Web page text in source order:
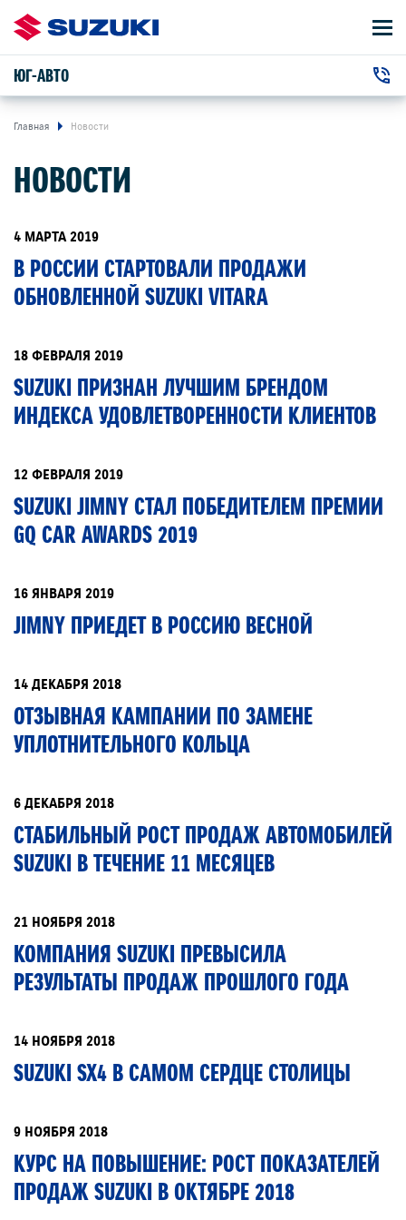
ЮГ-АВТО
г. Краснодар, Дзержинского улица, 102
АВТОМОБИЛИ
ВЛАДЕЛЬЦАМ
О КОМПАНИИ
КОНТАКТЫ
НОВОСТИ
Главная Новости
НОВОСТИ
4 МАРТА 2019
В РОССИИ СТАРТОВАЛИ ПРОДАЖИ
ОБНОВЛЕННОЙ SUZUKI VITARA
18 ФЕВРАЛЯ 2019
SUZUKI ПРИЗНАН ЛУЧШИМ БРЕНДОМ
ИНДЕКСА УДОВЛЕТВОРЕННОСТИ КЛИЕНТОВ
12 ФЕВРАЛЯ 2019
SUZUKI JIMNY СТАЛ ПОБЕДИТЕЛЕМ ПРЕМИИ
GQ CAR AWARDS 2019
16 ЯНВАРЯ 2019
JIMNY ПРИЕДЕТ В РОССИЮ ВЕСНОЙ
14 ДЕКАБРЯ 2018
ОТЗЫВНАЯ КАМПАНИИ ПО ЗАМЕНЕ
УПЛОТНИТЕЛЬНОГО КОЛЬЦА
6 ДЕКАБРЯ 2018
СТАБИЛЬНЫЙ РОСТ ПРОДАЖ АВТОМОБИЛЕЙ
SUZUKI В ТЕЧЕНИЕ 11 МЕСЯЦЕВ
21 НОЯБРЯ 2018
КОМПАНИЯ SUZUKI ПРЕВЫСИЛА
РЕЗУЛЬТАТЫ ПРОДАЖ ПРОШЛОГО ГОДА
14 НОЯБРЯ 2018
SUZUKI SX4 В САМОМ СЕРДЦЕ СТОЛИЦЫ
9 НОЯБРЯ 2018
КУРС НА ПОВЫШЕНИЕ: РОСТ ПОКАЗАТЕЛЕЙ
ПРОДАЖ SUZUKI В ОКТЯБРЕ 2018